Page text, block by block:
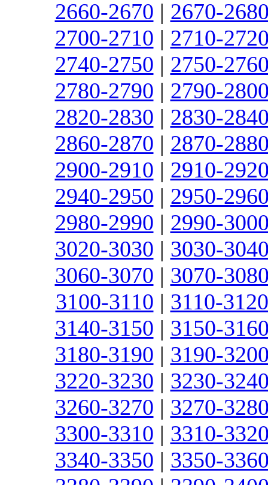
2660-2670 | 2670-
2700-2710 | 2710-
2740-2750 | 2750-
2780-2790 | 2790-
2820-2830 | 2830-
2860-2870 | 2870-
2900-2910 | 2910-
2940-2950 | 2950-
2980-2990 | 2990-
3020-3030 | 3030-
3060-3070 | 3070-
3100-3110 | 3110-3120
3140-3150 | 3150-
3180-3190 | 3190-
3220-3230 | 3230-
3260-3270 | 3270-
3300-3310 | 3310-
3340-3350 | 3350-